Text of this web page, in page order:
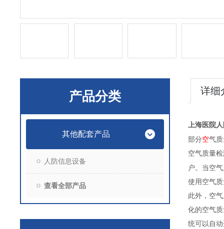
产品分类
其他配套产品
人防信息设备
查看全部产品
详细
上海医院
部分空气
空气质量
户。当空
使用空气
此外，空
化的空气
统可以自